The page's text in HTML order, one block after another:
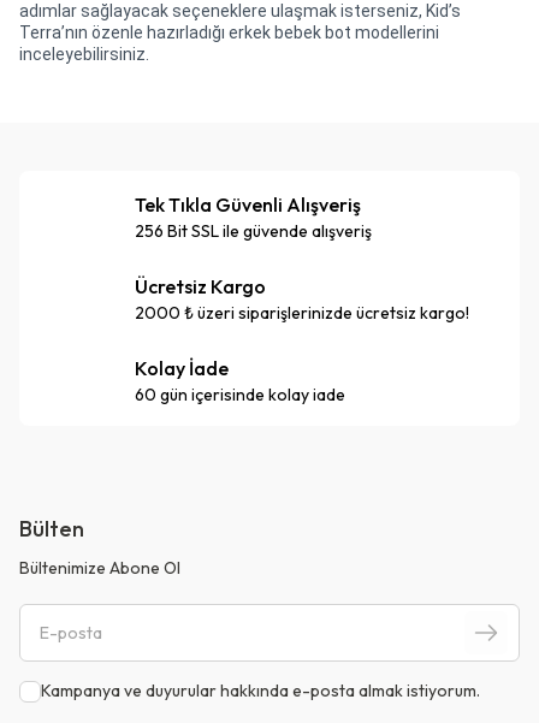
adımlar sağlayacak seçeneklere ulaşmak isterseniz, Kid’s
Terra’nın özenle hazırladığı erkek bebek bot modellerini
inceleyebilirsiniz.
Tek Tıkla Güvenli Alışveriş
256 Bit SSL ile güvende alışveriş
Ücretsiz Kargo
2000 ₺ üzeri siparişlerinizde ücretsiz kargo!
Kolay İade
60 gün içerisinde kolay iade
Bülten
Bültenimize Abone Ol
Kampanya ve duyurular hakkında e-posta almak istiyorum.